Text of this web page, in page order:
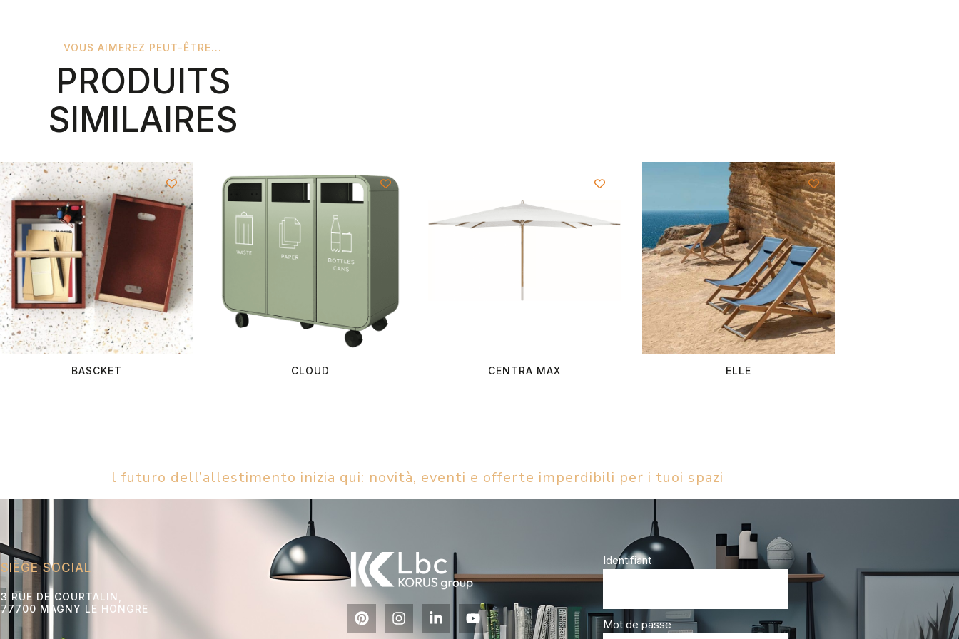
VOUS AIMEREZ PEUT-ÊTRE...
PRODUITS
SIMILAIRES
BASCKET CLOUD CENTRA MAX ELLE
l futuro dell’allestimento inizia qui: novità, eventi e offerte imperdibili per i tuoi spazi
SIÈGE SOCIAL
3 RUE DE COURTALIN,
77700 MAGNY LE HONGRE
Identifiant
Mot de passe